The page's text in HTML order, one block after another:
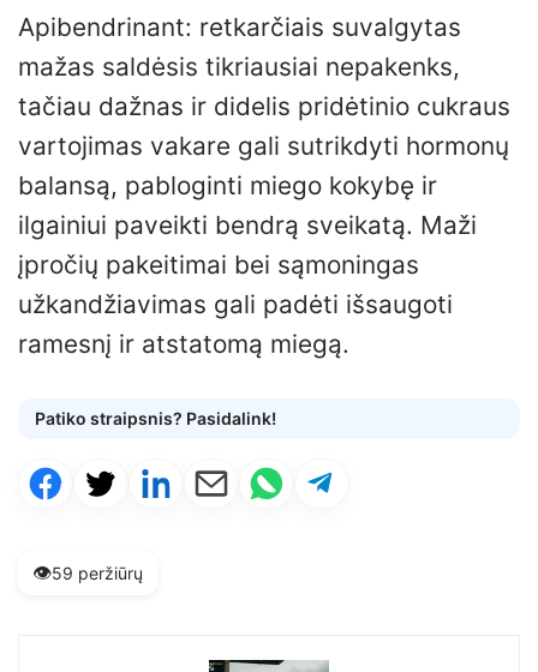
Apibendrinant: retkarčiais suvalgytas
mažas saldėsis tikriausiai nepakenks,
tačiau dažnas ir didelis pridėtinio cukraus
vartojimas vakare gali sutrikdyti hormonų
balansą, pabloginti miego kokybę ir
ilgainiui paveikti bendrą sveikatą. Maži
įpročių pakeitimai bei sąmoningas
užkandžiavimas gali padėti išsaugoti
ramesnį ir atstatomą miegą.
Patiko straipsnis? Pasidalink!
👁️59 peržiūrų